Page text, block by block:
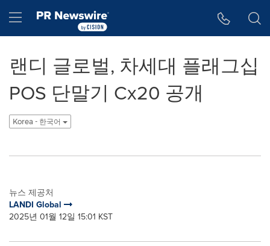
Hamburger menu
랜디 글로벌, 차세대 플래그십
POS 단말기 Cx20 공개
Korea - 한국어
뉴스 제공처
LANDI Global
2025년 01월 12일 15:01 KST